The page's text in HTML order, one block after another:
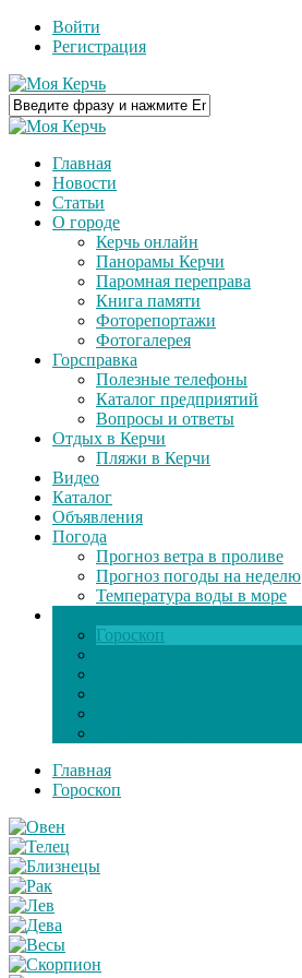
Войти
Регистрация
Главная
Новости
Статьи
О городе
Керчь онлайн
Панорамы Керчи
Паромная переправа
Книга памяти
Фоторепортажи
Фотогалерея
Горсправка
Полезные телефоны
Каталог предприятий
Вопросы и ответы
Отдых в Керчи
Пляжи в Керчи
Видео
Каталог
Объявления
Погода
Прогноз ветра в проливе
Прогноз погоды на неделю
Температура воды в море
Гороскоп
Главная
Гороскоп